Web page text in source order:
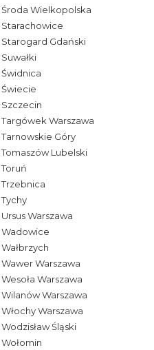
Środa Wielkopolska
Starachowice
Starogard Gdański
Suwałki
Świdnica
Świecie
Szczecin
Targówek Warszawa
Tarnowskie Góry
Tomaszów Lubelski
Toruń
Trzebnica
Tychy
Ursus Warszawa
Wadowice
Wałbrzych
Wawer Warszawa
Wesoła Warszawa
Wilanów Warszawa
Włochy Warszawa
Wodzisław Śląski
Wołomin